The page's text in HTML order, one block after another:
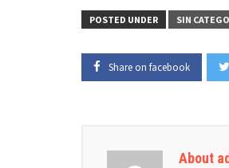
POSTED UNDER SIN
Share on facebook
About